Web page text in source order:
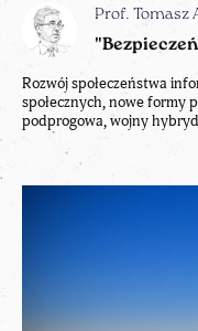
Prof. Tomasz
Rozwój społeczeństwa
społecznych, nowe formy
podprogowa, wojny